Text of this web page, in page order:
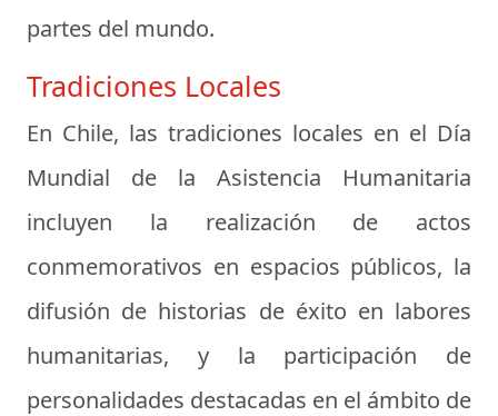
partes del mundo.
Tradiciones Locales
En Chile, las tradiciones locales en el Día
Mundial de la Asistencia Humanitaria
incluyen la realización de actos
conmemorativos en espacios públicos, la
difusión de historias de éxito en labores
humanitarias, y la participación de
personalidades destacadas en el ámbito de